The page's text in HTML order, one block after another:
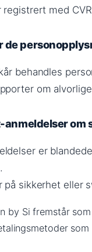
registrert med
de
behandles
om
anmeldelser om
er
på sikkerhet eller
by Si fremstår
som